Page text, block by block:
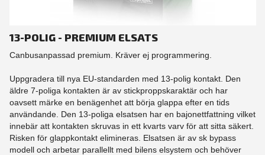
13-POLIG - PREMIUM ELSATS
Canbusanpassad premium. Kräver ej programmering.
Uppgradera till nya EU-standarden med 13-polig kontakt. Den
äldre 7-poliga kontakten är av stickproppskaraktär och har
oavsett märke en benägenhet att börja glappa efter en tids
användande. Den 13-poliga elsatsen har en bajonettfattning vilket
innebär att kontakten skruvas in ett kvarts varv för att sitta säkert.
Risken för glappkontakt elimineras. Elsatsen är av sk bypass
modell och arbetar parallellt med bilens elsystem och behöver